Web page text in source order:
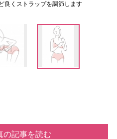
良くストラップを調節します
の記事を読む